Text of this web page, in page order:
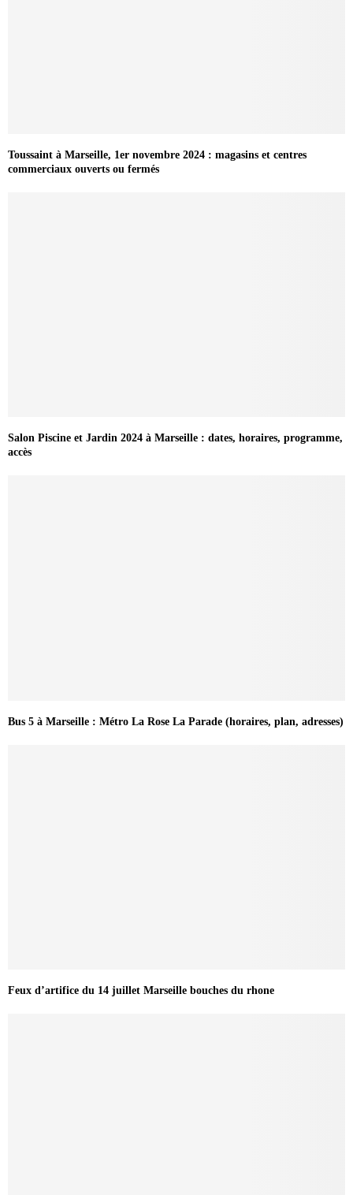
Toussaint à Marseille, 1er novembre 2024 : magasins et centres
commerciaux ouverts ou fermés
Salon Piscine et Jardin 2024 à Marseille : dates, horaires, programme,
accès
Bus 5 à Marseille : Métro La Rose La Parade (horaires, plan, adresses)
Feux d’artifice du 14 juillet Marseille bouches du rhone